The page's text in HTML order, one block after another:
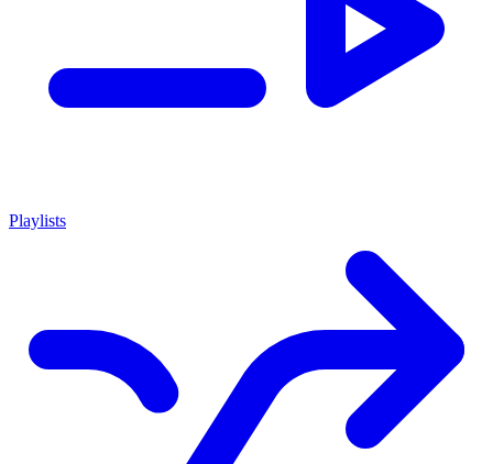
Playlists